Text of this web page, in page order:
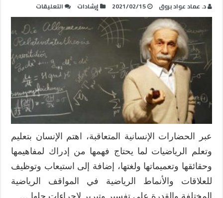
د. عماد عواد بروق 2021/02/15 إرشادات التعليقات
التفكير
الجبري
وأهميته
في
تعليم
وتعلم
الرياضيات
مغلقة
عبر الحضارات الإنسانية المتعاقبة، اهتم الإنسان بتعليم
وتعلم الرياضيات لما يحتاج فهمها من إدراك لمفاهيمها
وحقائقها وتعميماتها ولغتها، إضافة إلى استيعاب وتوظيف
للعلاقات والأنماط الرياضية في المواقف الرياضية